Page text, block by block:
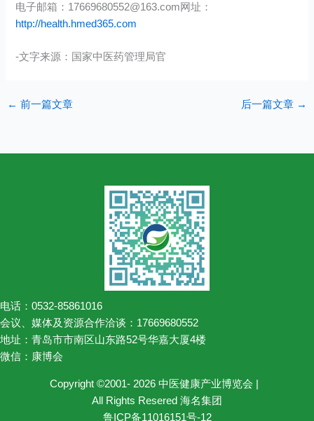
电子邮箱：17669680552@163.com网址：
http://health.hmed365.com
-文字来源：国家中医药管理局官
← 前一篇文章 后一篇文章 →
电话：0532-85861016
会议、媒体及资源合作洽谈：17669680552
地址：青岛市市南区山东路52号华嘉大厦4楼
微信：康博会
Copyright ©2001- 2026 中医健康产业博览会 |
All Rights Resered 海名集团
鲁ICP备11016151号-12